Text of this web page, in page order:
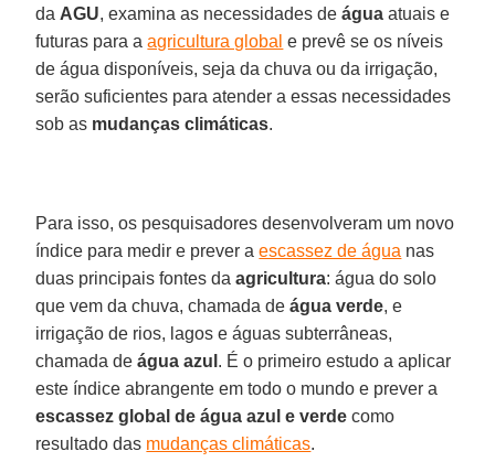
da AGU, examina as necessidades deágua atuais e
futuras para aagricultura global e prevê se os níveis
de água disponíveis, seja da chuva ou da irrigação,
serão suficientes para atender a essas necessidades
sob as mudanças climáticas.
Para isso, os pesquisadores desenvolveram um novo
índice para medir e prever aescassez de água nas
duas principais fontes daagricultura: água do solo
que vem da chuva, chamada deágua verde, e
irrigação de rios, lagos e águas subterrâneas,
chamada deágua azul . É o primeiro estudo a aplicar
este índice abrangente em todo o mundo e prever a
escassez global de água azul e verde como
resultado das mudanças climáticas.